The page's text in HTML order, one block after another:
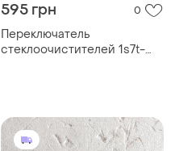
595 грн 0
Переключатель
стеклоочистителей 1s7t-